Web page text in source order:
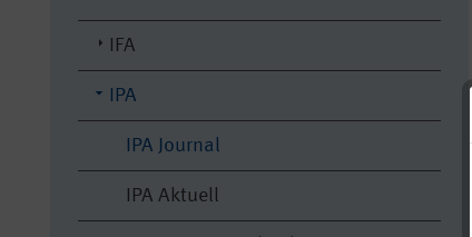
IFA
IPA
IPA Journal
IPA Aktuell